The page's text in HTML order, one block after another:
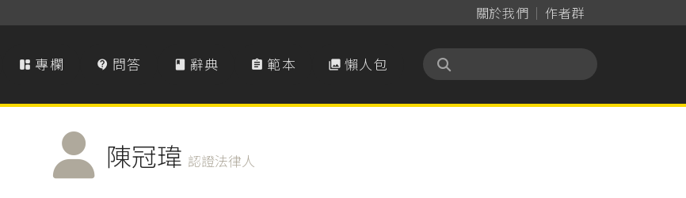
關於我們 作者群
 專欄  問答  辭典  範本  懶人包
陳冠瑋 認證法律人